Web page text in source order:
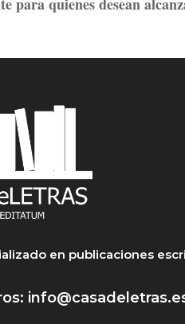
en publicaciones